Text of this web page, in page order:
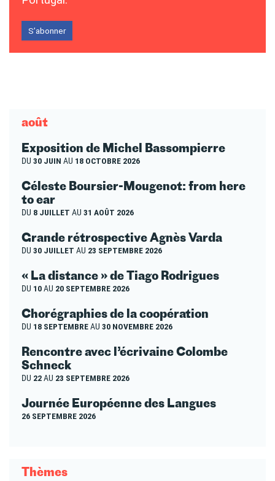
S’abonner
août
Exposition de Michel Bassompierre
DU 30 JUIN AU 18 OCTOBRE 2026
Céleste Boursier-Mougenot: from here
to ear
DU 8 JUILLET AU 31 AOÛT 2026
Grande rétrospective Agnès Varda
DU 30 JUILLET AU 23 SEPTEMBRE 2026
« La distance » de Tiago Rodrigues
DU 10AU 20 SEPTEMBRE 2026
Chorégraphies de la coopération
DU 18 SEPTEMBREAU 30 NOVEMBRE 2026
Rencontre avec l’écrivaine Colombe
Schneck
DU 22AU 23 SEPTEMBRE 2026
Journée Européenne des Langues
26 SEPTEMBRE 2026
Thèmes